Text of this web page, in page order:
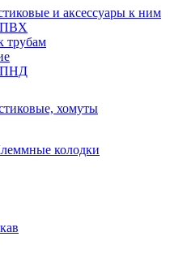
и аксессуары к ним
ПВХ
трубам
ПНД
хомуты
колодки